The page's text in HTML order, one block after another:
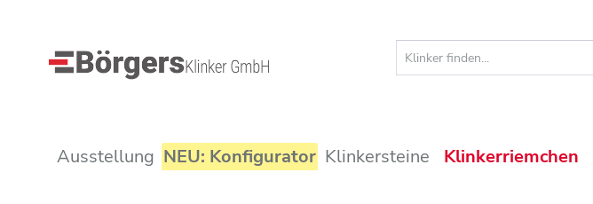
Ausstellung NEU: Konfigurator Klinkersteine Klinkerriemchen